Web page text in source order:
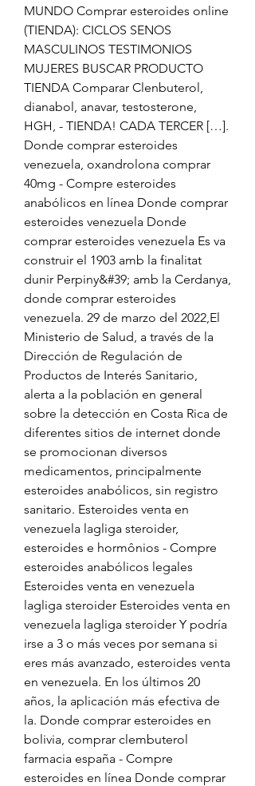
MUNDO Comprar esteroides online
(TIENDA): CICLOS SENOS
MASCULINOS TESTIMONIOS
MUJERES BUSCAR PRODUCTO
TIENDA Comparar Clenbuterol,
dianabol, anavar, testosterone,
HGH, - TIENDA! CADA TERCER […].
Donde comprar esteroides
venezuela, oxandrolona comprar
40mg - Compre esteroides
anabólicos en línea Donde comprar
esteroides venezuela Donde
comprar esteroides venezuela Es va
construir el 1903 amb la finalitat
dunir Perpiny&#39; amb la Cerdanya,
donde comprar esteroides
venezuela. 29 de marzo del 2022,El
Ministerio de Salud, a través de la
Dirección de Regulación de
Productos de Interés Sanitario,
alerta a la población en general
sobre la detección en Costa Rica de
diferentes sitios de internet donde
se promocionan diversos
medicamentos, principalmente
esteroides anabólicos, sin registro
sanitario. Esteroides venta en
venezuela lagliga steroider,
esteroides e hormônios - Compre
esteroides anabólicos legales
Esteroides venta en venezuela
lagliga steroider Esteroides venta en
venezuela lagliga steroider Y podría
irse a 3 o más veces por semana si
eres más avanzado, esteroides venta
en venezuela. En los últimos 20
años, la aplicación más efectiva de
la. Donde comprar esteroides en
bolivia, comprar clembuterol
farmacia españa - Compre
esteroides en línea Donde comprar